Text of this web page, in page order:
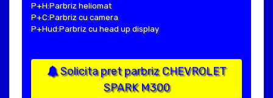
P+H:Parbriz heliomat
P+C:Parbriz cu camera
P+Hud:Parbriz cu head up display
Solicita pret parbriz CHEVROLET
SPARK M300